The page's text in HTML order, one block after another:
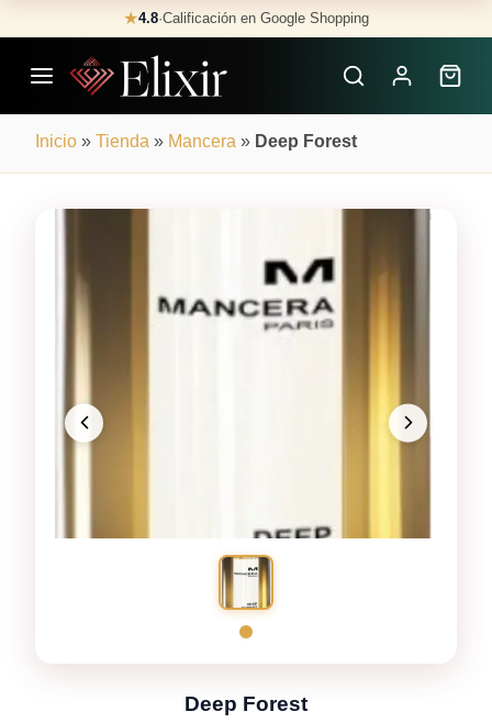
to
content
★4.8·Calificación en Google Shopping
Inicio » Tienda » Mancera » Deep Forest
Deep Forest